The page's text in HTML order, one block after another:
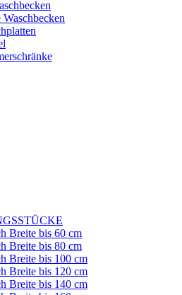
Breite bis 60 cm
Breite bis 80 cm
Breite bis 100 cm
Breite bis 120 cm
Breite bis 140 cm